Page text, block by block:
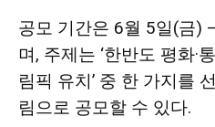
공모 기간은 6월 5일(금)
며, 주제는 ‘한반도 평화·
림픽 유치’ 중 한 가지를
림으로 공모할 수 있다.